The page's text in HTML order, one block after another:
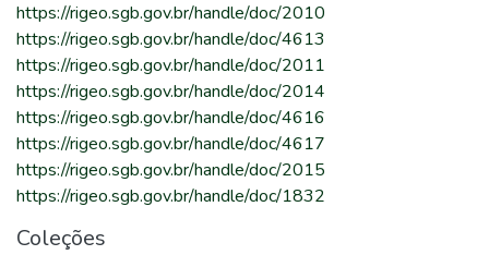
https://rigeo.sgb.gov.br/handle/doc/2010
https://rigeo.sgb.gov.br/handle/doc/4613
https://rigeo.sgb.gov.br/handle/doc/2011
https://rigeo.sgb.gov.br/handle/doc/2014
https://rigeo.sgb.gov.br/handle/doc/4616
https://rigeo.sgb.gov.br/handle/doc/4617
https://rigeo.sgb.gov.br/handle/doc/2015
https://rigeo.sgb.gov.br/handle/doc/1832
Coleções